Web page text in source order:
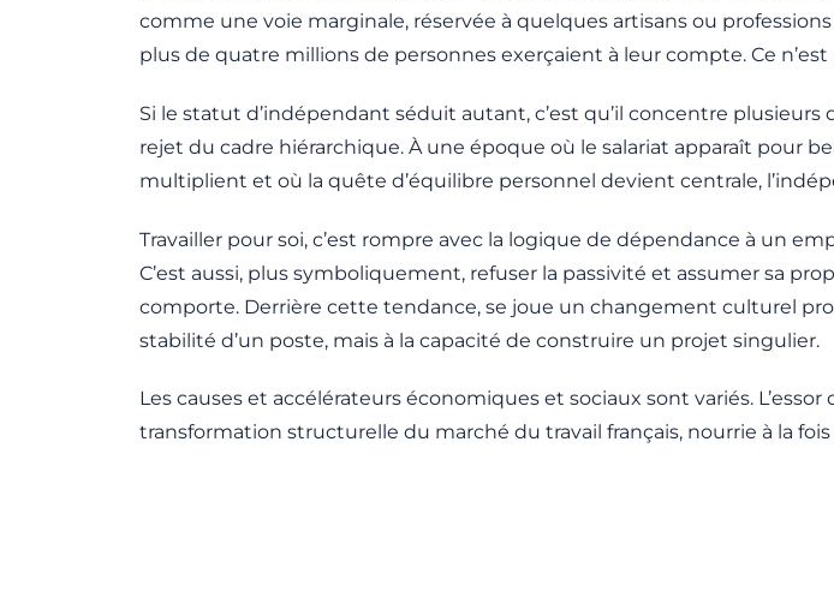
comme une voie marginale, réservée à quelques artisans ou
plus de quatre millions de personnes exerçaient à leur compte. Ce
Si le statut d’indépendant séduit autant, c’est qu’il concentre
rejet du cadre hiérarchique. À une époque où le salariat apparaît pour
multiplient et où la quête d’équilibre personnel devient centrale,
Travailler pour soi, c’est rompre avec la logique de dépendance à un
C’est aussi, plus symboliquement, refuser la passivité et assumer sa
comporte. Derrière cette tendance, se joue un changement culturel
stabilité d’un poste, mais à la capacité de construire un projet singulier.
Les causes et accélérateurs économiques et sociaux sont variés.
transformation structurelle du marché du travail français, nourrie à la